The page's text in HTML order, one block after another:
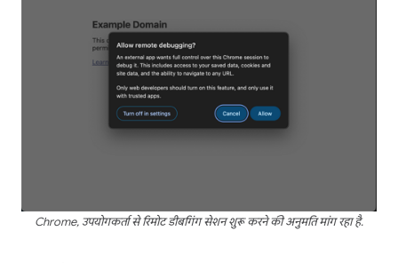
Chrome, उपयोगकर्ता से रिमोट डीबगिंग सेशन शुरू करने की अनुमति मांग रहा है.